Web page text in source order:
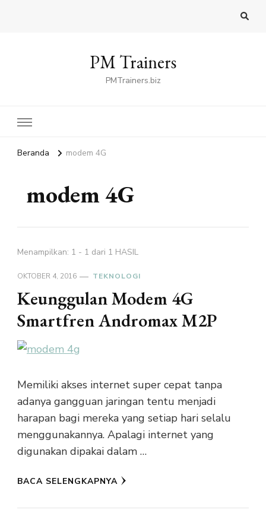
PM Trainers
PMTrainers.biz
Beranda modem 4G
modem 4G
Menampilkan: 1 - 1 dari 1 HASIL
OKTOBER 4, 2016 TEKNOLOGI
Keunggulan Modem 4G
Smartfren Andromax M2P
Memiliki akses internet super cepat tanpa
adanya gangguan jaringan tentu menjadi
harapan bagi mereka yang setiap hari selalu
menggunakannya. Apalagi internet yang
digunakan dipakai dalam …
BACA SELENGKAPNYA